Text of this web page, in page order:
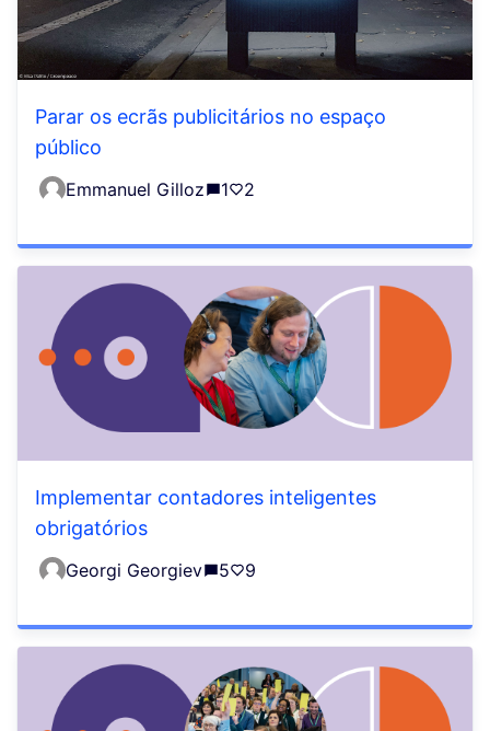
Parar os ecrãs publicitários no espaço
público
Emmanuel Gilloz 1 2
Implementar contadores inteligentes
obrigatórios
Georgi Georgiev 5 9